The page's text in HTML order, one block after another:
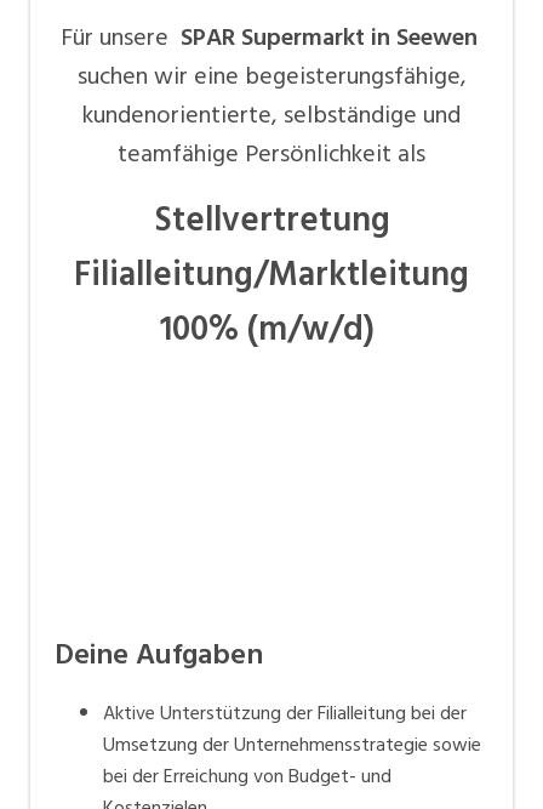
Für unsere SPAR Supermarkt in Seewen
suchen wir eine begeisterungsfähige,
kundenorientierte, selbständige und
teamfähige Persönlichkeit als
Stellvertretung
Filialleitung/Marktleitung
100% (m/w/d)
Deine Aufgaben
Aktive Unterstützung der Filialleitung bei der
Umsetzung der Unternehmensstrategie sowie
bei der Erreichung von Budget- und